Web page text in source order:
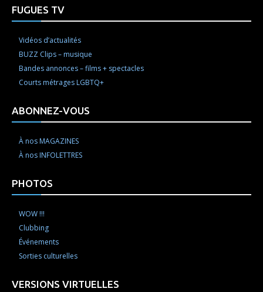
FUGUES TV
Vidéos d’actualités
BUZZ Clips – musique
Bandes annonces – films + spectacles
Courts métrages LGBTQ+
ABONNEZ-VOUS
À nos MAGAZINES
À nos INFOLETTRES
PHOTOS
WOW !!!
Clubbing
Événements
Sorties culturelles
VERSIONS VIRTUELLES